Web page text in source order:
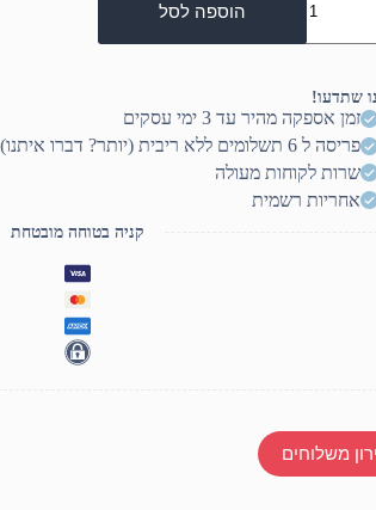
הוספה לסל
שתדעו!
זמן אספקה מהיר עד 3 ימי עסקים
פריסה ל 6 תשלומים ללא ריבית (יותר? דברו איתנו)
שרות לקוחות מעולה
אחריות רשמית
קניה בטוחה מובטחת
משלוחים